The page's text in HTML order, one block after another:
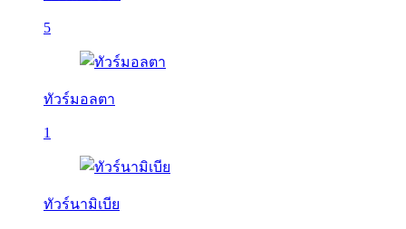
5
ทัวร์มอลตา
1
ทัวร์นามิเบีย